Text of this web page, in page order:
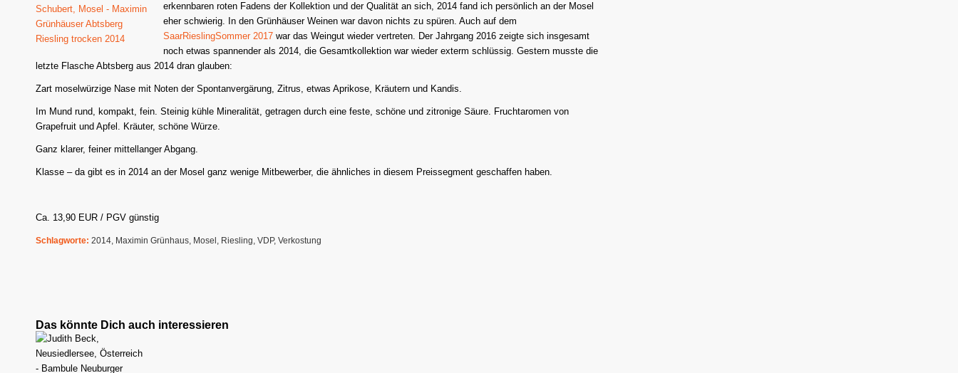
erkennbaren roten Fadens der Kollektion und der Qualität an sich, 2014 fand ich persönlich an der Mosel
eher schwierig. In den Grünhäuser Weinen war davon nichts zu spüren. Auch auf dem
SaarRieslingSommer 2017 war das Weingut wieder vertreten. Der Jahrgang 2016 zeigte sich insgesamt
noch etwas spannender als 2014, die Gesamtkollektion war wieder exterm schlüssig. Gestern musste die
letzte Flasche Abtsberg aus 2014 dran glauben:
Zart moselwürzige Nase mit Noten der Spontanvergärung, Zitrus, etwas Aprikose, Kräutern und Kandis.
Im Mund rund, kompakt, fein. Steinig kühle Mineralität, getragen durch eine feste, schöne und zitronige Säure. Fruchtaromen von
Grapefruit und Apfel. Kräuter, schöne Würze.
Ganz klarer, feiner mittellanger Abgang.
Klasse – da gibt es in 2014 an der Mosel ganz wenige Mitbewerber, die ähnliches in diesem Preissegment geschaffen haben.
Ca. 13,90 EUR / PGV günstig
Schlagworte: 2014 Maximin Grünhaus Mosel Riesling VDP, Verkostung
Das könnte Dich auch interessieren